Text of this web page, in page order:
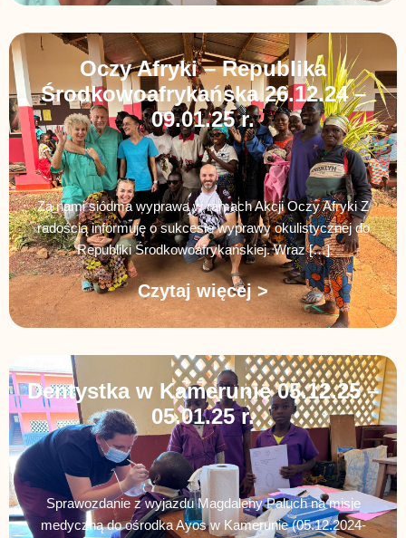
Oczy Afryki – Republika
Środkowoafrykańska 26.12.24 –
09.01.25 r.
Za nami siódma wyprawa w ramach Akcji Oczy Afryki Z
radością informuję o sukcesie wyprawy okulistycznej do
Republiki Środkowoafrykańskiej. Wraz […]
Czytaj więcej >
Dentystka w Kamerunie 05.12.25 –
05.01.25 r.
Sprawozdanie z wyjazdu Magdaleny Paluch na misje
medyczną do ośrodka Ayos w Kamerunie (05.12.2024-